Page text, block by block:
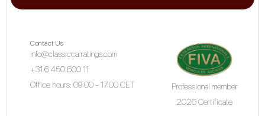
Contact Us
info@classiccarratings.com
+31 6 450 600 11
Office hours: 09:00 - 17:00 CET
Professional member
2026 Certificate